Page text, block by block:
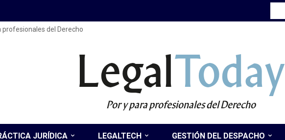
profesionales del Derecho
LegalToday
Por y para profesionales del Derecho
JURÍDICA LEGALTECH GESTIÓN DEL DESPACHO